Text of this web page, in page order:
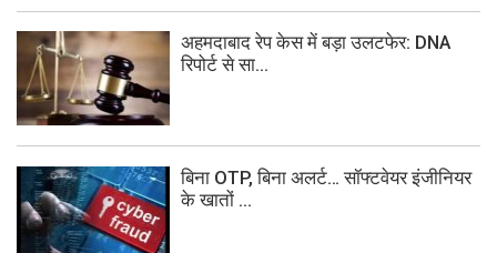
अहमदाबाद रेप केस में बड़ा उलटफेर: DNA
रिपोर्ट से सा...
बिना OTP, बिना अलर्ट… सॉफ्टवेयर इंजीनियर
के खातों ...